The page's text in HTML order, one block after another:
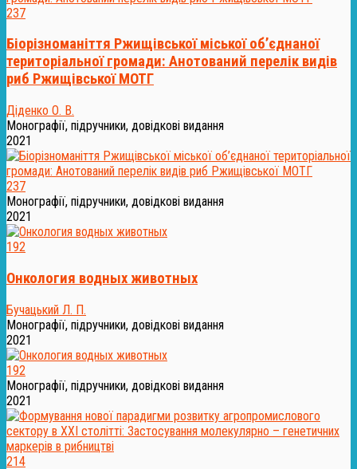
237
Біорізноманіття Ржищівської міської об’єднаної
територіальної громади: Анотований перелік видів
риб Ржищівської МОТГ
Діденко О. В.
Монографії, підручники, довідкові видання
2021
237
Монографії, підручники, довідкові видання
2021
192
Онкология водных животных
Бучацький Л. П.
Монографії, підручники, довідкові видання
2021
192
Монографії, підручники, довідкові видання
2021
214